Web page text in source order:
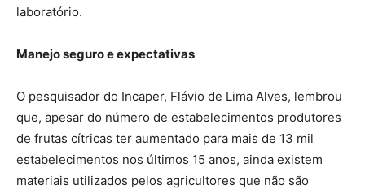
laboratório.
Manejo seguro e expectativas
O pesquisador do Incaper, Flávio de Lima Alves, lembrou
que, apesar do número de estabelecimentos produtores
de frutas cítricas ter aumentado para mais de 13 mil
estabelecimentos nos últimos 15 anos, ainda existem
materiais utilizados pelos agricultores que não são